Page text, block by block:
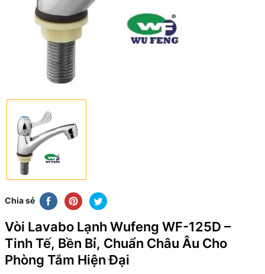
Chia sẻ
Vòi Lavabo Lạnh Wufeng WF-125D –
Tinh Tế, Bền Bỉ, Chuẩn Châu Âu Cho
Phòng Tắm Hiện Đại